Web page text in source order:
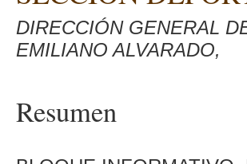
DIRECCIÓN GENERAL
EMILIANO ALVARADO,
Resumen